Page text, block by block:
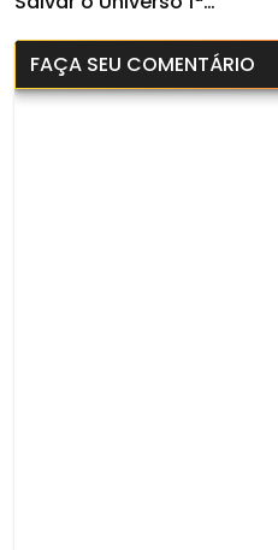
DL 1080p Dual Áudio
FAÇA SEU COMENTÁRIO